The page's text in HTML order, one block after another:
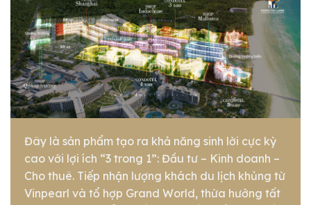
Đây là sản phẩm tạo ra khả năng sinh lời cực kỳ
cao với lợi ích “3 trong 1”: Đầu tư – Kinh doanh –
Cho thuê. Tiếp nhận lượng khách du lịch khủng từ
Vinpearl và tổ hợp Grand World, thừa hưởng tất